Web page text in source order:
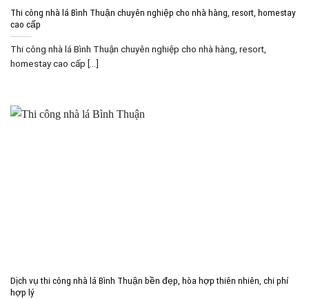
Thi công nhà lá Bình Thuận chuyên nghiệp cho nhà hàng, resort, homestay
cao cấp
Thi công nhà lá Bình Thuận chuyên nghiệp cho nhà hàng, resort,
homestay cao cấp [...]
Dịch vụ thi công nhà lá Bình Thuận bền đẹp, hòa hợp thiên nhiên, chi phí
hợp lý